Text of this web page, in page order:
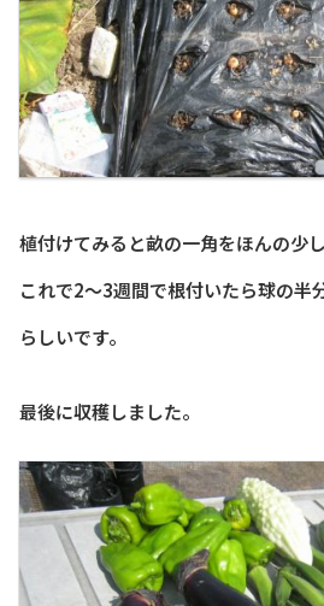
植付けてみると畝の一角をほんの少
これで2～3週間で根付いたら球の半
らしいです。
最後に収穫しました。